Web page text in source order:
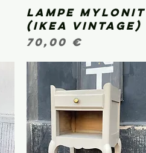
Aperçu rapide
Lampe Mylonit
(IKEA vintage)
Prix
70,00 €